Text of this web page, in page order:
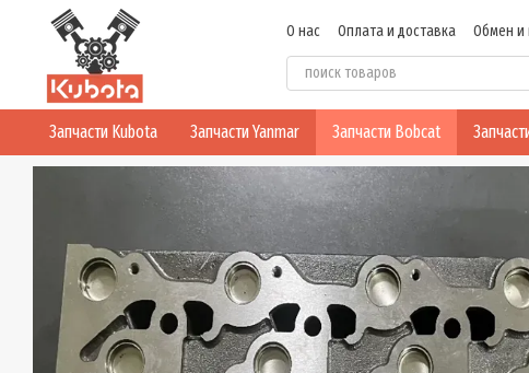
Перейти к основному контенту
О нас Оплата и доставка Обмен и
Политика конфиденциальности
Запчасти Kubota Запчасти Yanmar Запчасти Bobcat